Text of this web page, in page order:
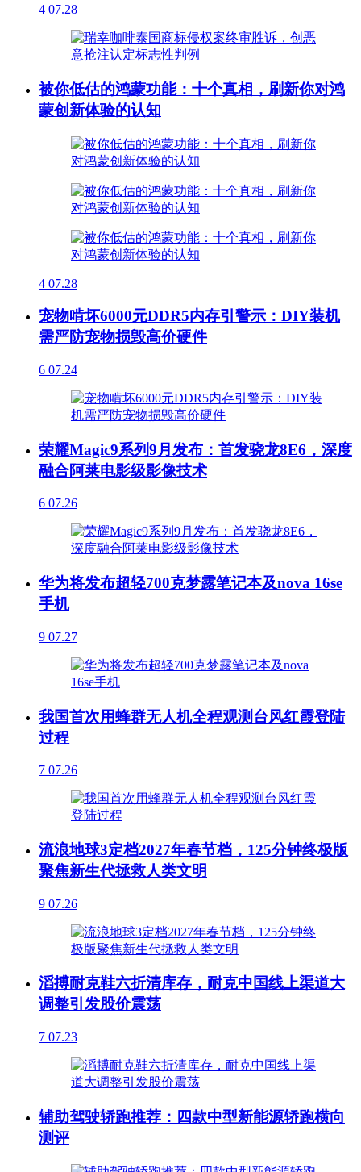
4 07.28
被你低估的鸿蒙功能：十个真相，刷新你对鸿
蒙创新体验的认知
4 07.28
宠物啃坏6000元DDR5内存引警示：DIY装机
需严防宠物损毁高价硬件
6 07.24
荣耀Magic9系列9月发布：首发骁龙8E6，深度
融合阿莱电影级影像技术
6 07.26
华为将发布超轻700克梦露笔记本及nova 16se
手机
9 07.27
我国首次用蜂群无人机全程观测台风红霞登陆
过程
7 07.26
流浪地球3定档2027年春节档，125分钟终极版
聚焦新生代拯救人类文明
9 07.26
滔搏耐克鞋六折清库存，耐克中国线上渠道大
调整引发股价震荡
7 07.23
辅助驾驶轿跑推荐：四款中型新能源轿跑横向
测评